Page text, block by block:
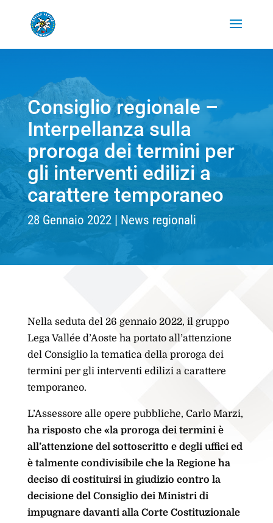
Consiglio regionale –
Interpellanza sulla
proroga dei termini per
gli interventi edilizi a
carattere temporaneo
28 Gennaio 2022 News regionali
Nella seduta del 26 gennaio 2022, il gruppo
Lega Vallée d’Aoste ha portato all’attenzione
del Consiglio la tematica della proroga dei
termini per gli interventi edilizi a carattere
temporaneo.
L’Assessore alle opere pubbliche, Carlo Marzi,
ha risposto che «la proroga dei termini è
all’attenzione del sottoscritto e degli uffici ed
è talmente condivisibile che la Regione ha
deciso di costituirsi in giudizio contro la
decisione del Consiglio dei Ministri di
impugnare davanti alla Corte Costituzionale